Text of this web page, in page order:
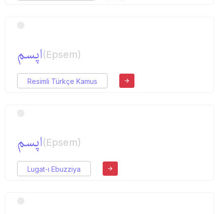
اپسم(Epsem)
Resimli Türkçe Kamus
اپسم(Epsem)
Lugat-ı Ebuzziya